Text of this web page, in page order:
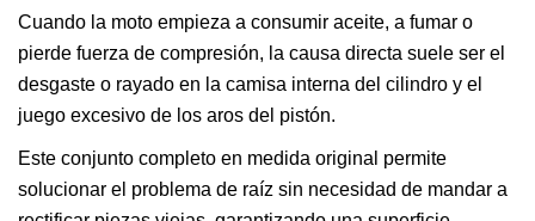
Cuando la moto empieza a consumir aceite, a fumar o
pierde fuerza de compresión, la causa directa suele ser el
desgaste o rayado en la camisa interna del cilindro y el
juego excesivo de los aros del pistón.
Este conjunto completo en medida original permite
solucionar el problema de raíz sin necesidad de mandar a